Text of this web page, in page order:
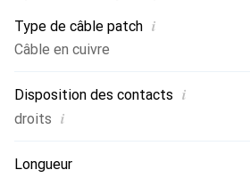
Type de câble patch i
Câble en cuivre
Disposition des contacts i
droits i
Longueur